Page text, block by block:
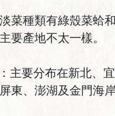
菜種類有綠殼菜蛤
要產地不太一樣。
主要分布在新北、
東、澎湖及金門海